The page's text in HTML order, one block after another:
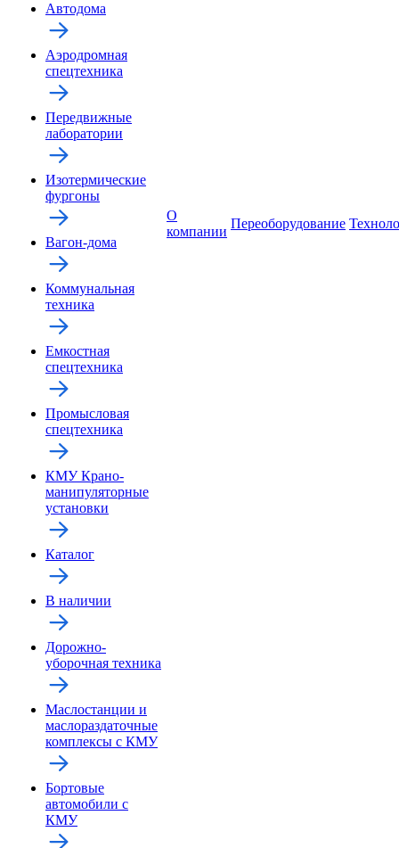
Автодома
Аэродромная
спецтехника
Передвижные
лаборатории
Изотермические
фургоны
Вагон-дома
Коммунальная
техника
Емкостная
спецтехника
Промысловая
спецтехника
КМУ Крано-
манипуляторные
установки
Каталог
В наличии
Дорожно-
уборочная техника
Маслостанции и
маслораздаточные
комплексы с КМУ
Бортовые
автомобили с
КМУ
О
компании
Переоборудование